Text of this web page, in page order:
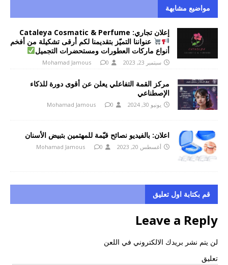
مواضيع مشابهة
إعلان تجاري: Cataleya Cosmatic & Perfume
عنواننا التميّز بتقديمنا لكم أرقى تشكيلة من أفخم
أنواع ماركات العطورات ومستحضرات التجميل
سبتمبر 23, 2023 Mohamad Jamous 0
مركز القمة التفاعلي يعلن عن أقوى دورة للذكاء
الإصطناعي
يونيو 30, 2024 Mohamad Jamous 0
اعلان: بالفيديو نصائح قيّمة للمهتمين بتبيض الأسنان
أغسطس 20, 2023 Mohamad Jamous 0
قم بكتابة اول تعليق
Leave a Reply
لن يتم نشر بريدك الالكتروني في اللعن
تعليق